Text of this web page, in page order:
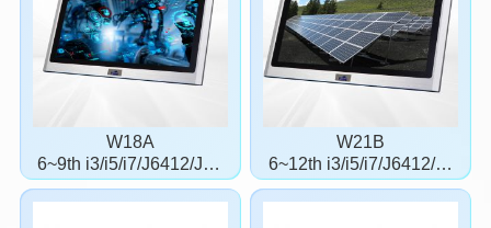
W18A
6~9th i3/i5/i7/J6412/J19
00
W21B
6~12th i3/i5/i7/J6412/J1
900